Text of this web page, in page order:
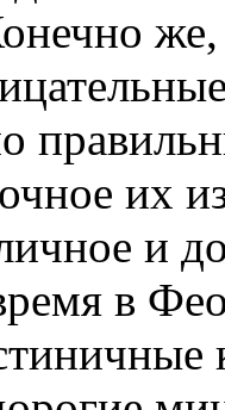
их
и
в